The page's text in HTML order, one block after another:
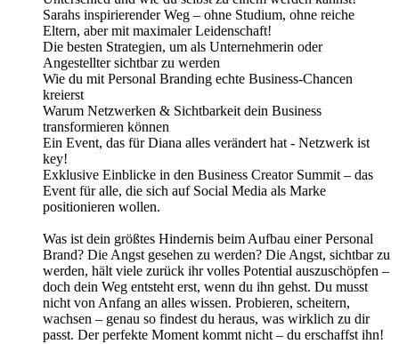
Sarahs inspirierender Weg – ohne Studium, ohne reiche
Eltern, aber mit maximaler Leidenschaft!
Die besten Strategien, um als Unternehmerin oder
Angestellter sichtbar zu werden
Wie du mit Personal Branding echte Business-Chancen
kreierst
Warum Netzwerken & Sichtbarkeit dein Business
transformieren können
Ein Event, das für Diana alles verändert hat - Netzwerk ist
key!
Exklusive Einblicke in den Business Creator Summit – das
Event für alle, die sich auf Social Media als Marke
positionieren wollen.
Was ist dein größtes Hindernis beim Aufbau einer Personal
Brand? Die Angst gesehen zu werden? Die Angst, sichtbar zu
werden, hält viele zurück ihr volles Potential auszuschöpfen –
doch dein Weg entsteht erst, wenn du ihn gehst. Du musst
nicht von Anfang an alles wissen. Probieren, scheitern,
wachsen – genau so findest du heraus, was wirklich zu dir
passt. Der perfekte Moment kommt nicht – du erschaffst ihn!